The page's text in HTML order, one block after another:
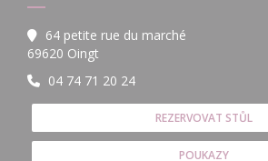
64 petite rue du marché
69620 Oingt
04 74 71 20 24
REZERVOVAT STŮL
POUKAZY